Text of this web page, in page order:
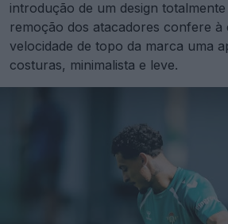
introdução de um design
remoção dos atacadores confere à
velocidade de topo da marca uma
costuras, minimalista e leve.